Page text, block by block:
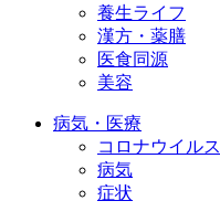
養生ライフ
漢方・薬膳
医食同源
美容
病気・医療
コロナウイルス
病気
症状